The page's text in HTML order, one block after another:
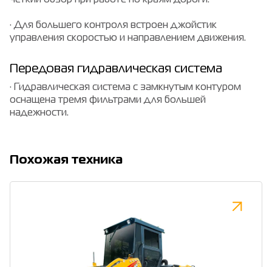
· Для большего контроля встроен джойстик
управления скоростью и направлением движения.
Передовая гидравлическая система
· Гидравлическая система с замкнутым контуром
оснащена тремя фильтрами для большей
надежности.
Похожая техника